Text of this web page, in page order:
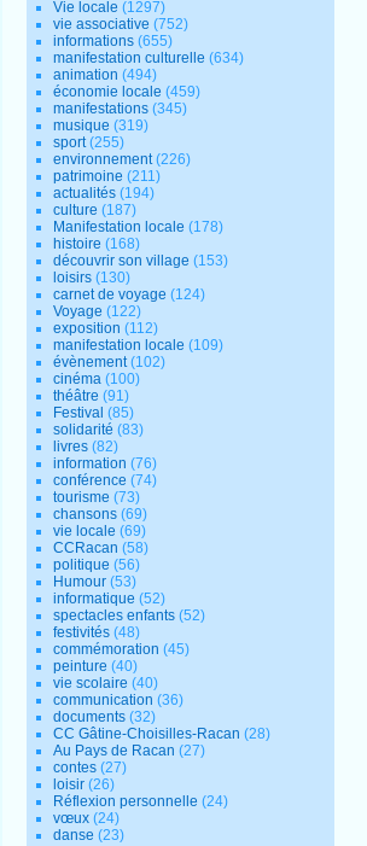
Vie locale (1297)
vie associative (752)
informations (655)
manifestation culturelle (634)
animation (494)
économie locale (459)
manifestations (345)
musique (319)
sport(255)
environnement(226)
patrimoine (211)
actualités (194)
culture (187)
Manifestation locale (178)
histoire (168)
découvrir son village (153)
loisirs (130)
carnet de voyage (124)
Voyage (122)
exposition (112)
manifestation locale (109)
évènement(102)
cinéma (100)
théâtre (91)
Festival (85)
solidarité (83)
livres (82)
information (76)
conférence (74)
tourisme (73)
chansons (69)
vie locale (69)
CCRacan (58)
politique (56)
Humour (53)
informatique (52)
spectacles enfants (52)
festivités (48)
commémoration (45)
peinture (40)
vie scolaire (40)
communication (36)
documents (32)
CC Gâtine-Choisilles-Racan (28)
Au Pays de Racan (27)
contes (27)
loisir (26)
Réflexion personnelle (24)
vœux (24)
danse (23)